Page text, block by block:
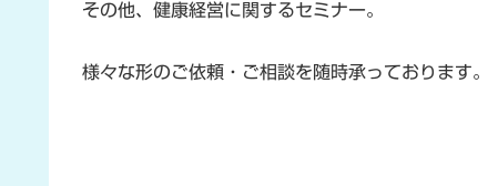
その他、健康経営に関するセミナー。
様々な形のご依頼・ご相談を随時承っております。